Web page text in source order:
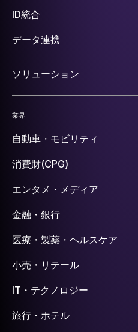
ID統合
データ連携
ソリューション
業界
自動車・モビリティ
消費財(CPG)
エンタメ・メディア
金融・銀行
医療・製薬・ヘルスケア
小売・リテール
IT・テクノロジー
旅行・ホテル